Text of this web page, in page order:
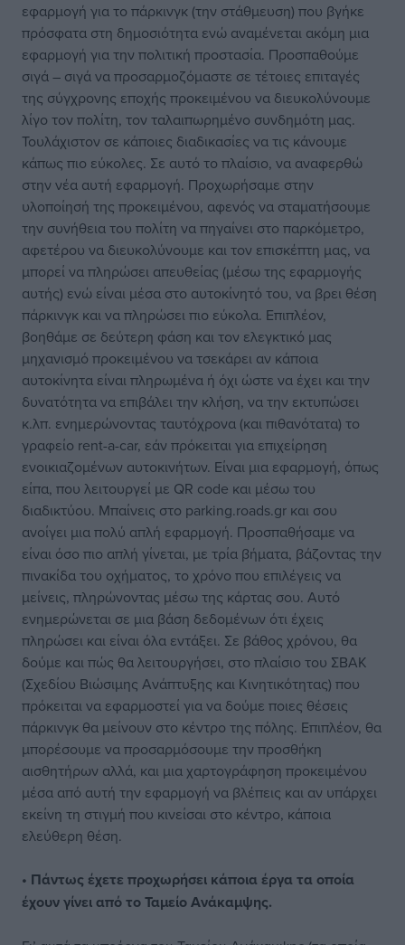
εφαρμογή για το πάρκινγκ (την στάθμευση) που βγήκε
πρόσφατα στη δημοσιότητα ενώ αναμένεται ακόμη μια
εφαρμογή για την πολιτική προστασία. Προσπαθούμε
σιγά – σιγά να προσαρμοζόμαστε σε τέτοιες επιταγές
της σύγχρονης εποχής προκειμένου να διευκολύνουμε
λίγο τον πολίτη, τον ταλαιπωρημένο συνδημότη μας.
Τουλάχιστον σε κάποιες διαδικασίες να τις κάνουμε
κάπως πιο εύκολες. Σε αυτό το πλαίσιο, να αναφερθώ
στην νέα αυτή εφαρμογή. Προχωρήσαμε στην
υλοποίησή της προκειμένου, αφενός να σταματήσουμε
την συνήθεια του πολίτη να πηγαίνει στο παρκόμετρο,
αφετέρου να διευκολύνουμε και τον επισκέπτη μας, να
μπορεί να πληρώσει απευθείας (μέσω της εφαρμογής
αυτής) ενώ είναι μέσα στο αυτοκίνητό του, να βρει θέση
πάρκινγκ και να πληρώσει πιο εύκολα. Επιπλέον,
βοηθάμε σε δεύτερη φάση και τον ελεγκτικό μας
μηχανισμό προκειμένου να τσεκάρει αν κάποια
αυτοκίνητα είναι πληρωμένα ή όχι ώστε να έχει και την
δυνατότητα να επιβάλει την κλήση, να την εκτυπώσει
κ.λπ. ενημερώνοντας ταυτόχρονα (και πιθανότατα) το
γραφείο rent-a-car, εάν πρόκειται για επιχείρηση
ενοικιαζομένων αυτοκινήτων. Είναι μια εφαρμογή, όπως
είπα, που λειτουργεί με QR code και μέσω του
διαδικτύου. Μπαίνεις στο parking.roads.gr και σου
ανοίγει μια πολύ απλή εφαρμογή. Προσπαθήσαμε να
είναι όσο πιο απλή γίνεται, με τρία βήματα, βάζοντας την
πινακίδα του οχήματος, το χρόνο που επιλέγεις να
μείνεις, πληρώνοντας μέσω της κάρτας σου. Αυτό
ενημερώνεται σε μια βάση δεδομένων ότι έχεις
πληρώσει και είναι όλα εντάξει. Σε βάθος χρόνου, θα
δούμε και πώς θα λειτουργήσει, στο πλαίσιο του ΣΒΑΚ
(Σχεδίου Βιώσιμης Ανάπτυξης και Κινητικότητας) που
πρόκειται να εφαρμοστεί για να δούμε ποιες θέσεις
πάρκινγκ θα μείνουν στο κέντρο της πόλης. Επιπλέον, θα
μπορέσουμε να προσαρμόσουμε την προσθήκη
αισθητήρων αλλά, και μια χαρτογράφηση προκειμένου
μέσα από αυτή την εφαρμογή να βλέπεις και αν υπάρχει
εκείνη τη στιγμή που κινείσαι στο κέντρο, κάποια
ελεύθερη θέση.
• Πάντως έχετε προχωρήσει κάποια έργα τα οποία
έχουν γίνει από το Ταμείο Ανάκαμψης.